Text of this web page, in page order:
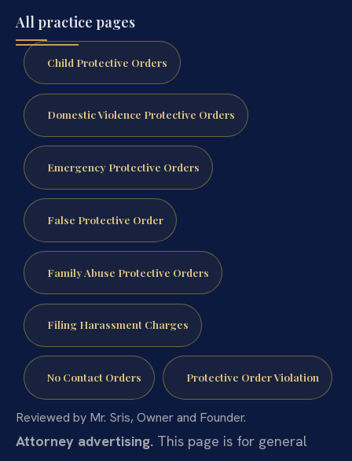
All practice pages
Child Protective Orders
Domestic Violence Protective Orders
Emergency Protective Orders
False Protective Order
Family Abuse Protective Orders
Filing Harassment Charges
No Contact Orders Protective Order Violation
Reviewed by Mr. Sris, Owner and Founder.
Attorney advertising. This page is for general